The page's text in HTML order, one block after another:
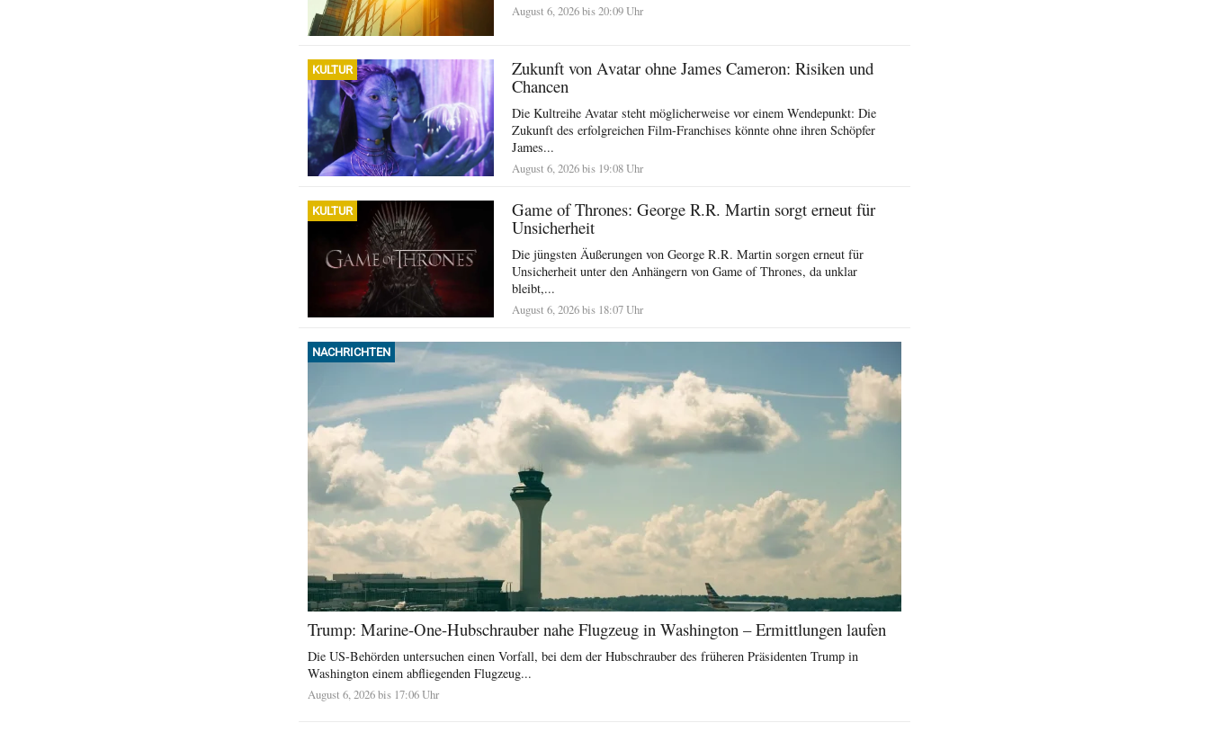
August 6, 2026 bis 20:09 Uhr
KULTUR
Zukunft von Avatar ohne James Cameron: Risiken und
Chancen
Die Kultreihe Avatar steht möglicherweise vor einem Wendepunkt: Die
Zukunft des erfolgreichen Film-Franchises könnte ohne ihren Schöpfer
James...
August 6, 2026 bis 19:08 Uhr
KULTUR
Game of Thrones: George R.R. Martin sorgt erneut für
Unsicherheit
Die jüngsten Äußerungen von George R.R. Martin sorgen erneut für
Unsicherheit unter den Anhängern von Game of Thrones, da unklar
bleibt,...
August 6, 2026 bis 18:07 Uhr
NACHRICHTEN
Trump: Marine-One-Hubschrauber nahe Flugzeug in Washington – Ermittlungen laufen
Die US-Behörden untersuchen einen Vorfall, bei dem der Hubschrauber des früheren Präsidenten Trump in
Washington einem abfliegenden Flugzeug...
August 6, 2026 bis 17:06 Uhr